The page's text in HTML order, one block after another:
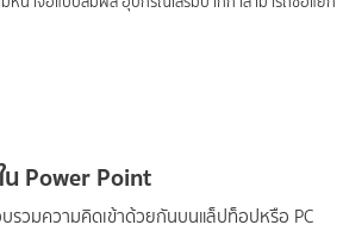
Power Point
รวมความคิดเข้าด้วยกันบนแล็ปท็อปหรือ PC